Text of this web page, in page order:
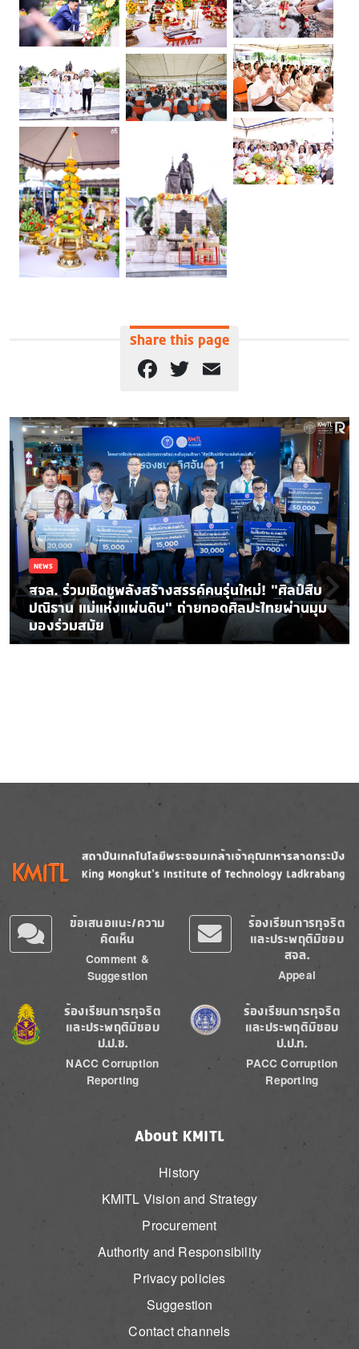
Share this page
Facebook
Twitter
NEWS
สจล. ร่วมเชิดชูพลังสร้างสรรค์คนรุ่นใหม่! “ศิลป์สืบ
ปณิธาน แม่แห่งแผ่นดิน” ถ่ายทอดศิลปะไทยผ่านมุม
มองร่วมสมัย
Image
ข้อเสนอแนะ/ความ
คิดเห็น
Comment &
Suggestion
ร้องเรียนการทุจริต
และประพฤติมิชอบ
สจล.
Appeal
Image
ร้องเรียนการทุจริต
และประพฤติมิชอบ
ป.ป.ช.
NACC Corruption
Reporting
Image
ร้องเรียนการทุจริต
และประพฤติมิชอบ
ป.ป.ท.
PACC Corruption
Reporting
About KMITL
History
KMITL Vision and Strategy
Procurement
Authority and Responsibility
Privacy policies
Suggestion
Contact channels